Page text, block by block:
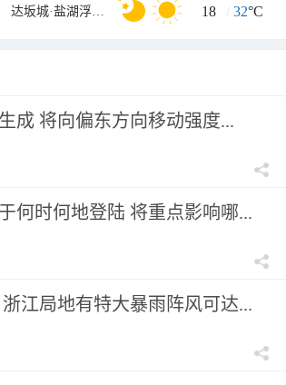
达坂城·盐湖浮乐园 18 / 32°C
成 将向偏东方向移动强度...
何时何地登陆 将重点影响哪...
江局地有特大暴雨阵风可达...